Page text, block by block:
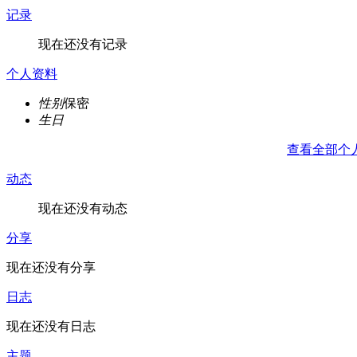
记录
现在还没有记录
个人资料
性别保密
生日
查看全部个
动态
现在还没有动态
分享
现在还没有分享
日志
现在还没有日志